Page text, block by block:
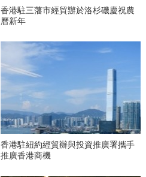
香港駐三藩市經貿辦於洛杉磯慶祝農
曆新年
​香港駐紐約經貿辦與投資推廣署攜手
推廣香港商機